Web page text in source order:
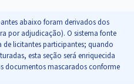
abaixo foram derivados dos
por adjudicação). O sistema fonte
de licitantes participantes; quando
esta seção será enriquecida
documentos mascarados conforme